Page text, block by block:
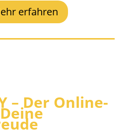
erfahren
– Der Online-